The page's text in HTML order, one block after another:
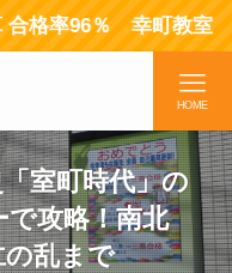
％ 幸町教室 全員合
HOME
室町時代」の
攻略！南北
の乱まで